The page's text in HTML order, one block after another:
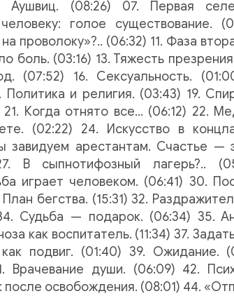
(08:26) 07. Первая
голое существование.
проволоку»?.. (06:32) 11. Фаза
боль. (03:16) 13. Тяжесть
(07:52) 16. Сексуальность.
и религия. (03:43) 19.
Когда отнято все… (06:12) 22.
(02:22) 24. Искусство в
арестантам. Счастье —
В сыпнотифозный лагерь?..
играет человеком. (06:41) 30.
бегства. (15:31) 32.
Судьба — подарок. (06:34) 35.
как воспитатель. (11:34) 37.
подвиг. (01:40) 39. Ожидание.
Врачевание души. (06:09) 42.
после освобождения. (08:01) 44.